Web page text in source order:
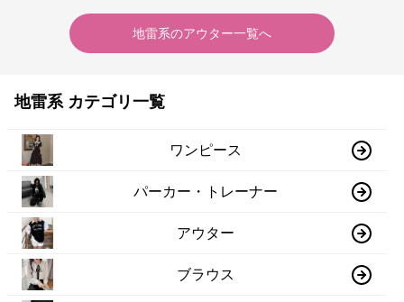
地雷系のアウター一覧へ
地雷系 カテゴリ一覧
ワンピース
パーカー・トレーナー
アウター
ブラウス